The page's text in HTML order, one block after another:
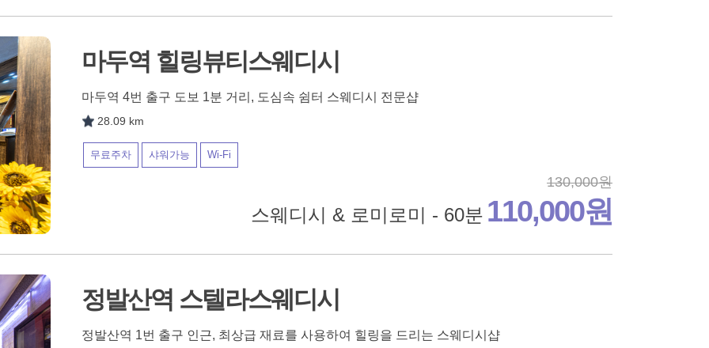
마두역 힐링뷰티스웨디시
마두역 4번 출구 도보 1분 거리, 도심속 쉼터 스웨디시 전문샵
28.09 km
무료주차 샤워가능 Wi-Fi
130,000원
스웨디시 & 로미로미 - 60분 110,000원
정발산역 스텔라스웨디시
정발산역 1번 출구 인근, 최상급 재료를 사용하여 힐링을 드리는 스웨디시샵